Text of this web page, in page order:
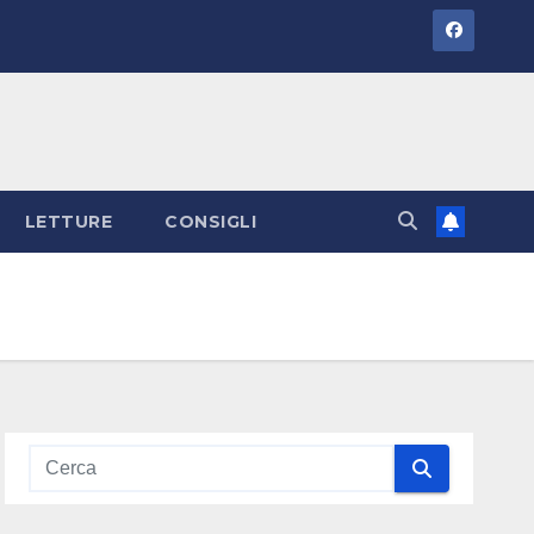
LETTURE CONSIGLI